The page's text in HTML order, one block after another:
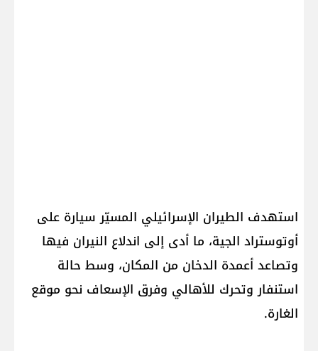
استهدف الطيران الإسرائيلي المسيّر سيارة على
أوتوستراد الجية، ما أدى إلى اندلاع النيران فيها
وتصاعد أعمدة الدخان من المكان، وسط حالة
استنفار وتحرك للأهالي وفرق الإسعاف نحو موقع
الغارة.